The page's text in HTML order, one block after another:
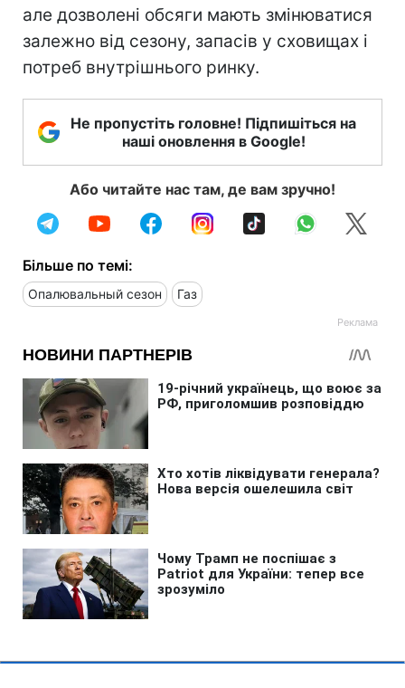
але дозволені обсяги мають змінюватися
залежно від сезону, запасів у сховищах і
потреб внутрішнього ринку.
Не пропустіть головне! Підпишіться на
наші оновлення в Google!
Або читайте нас там, де вам зручно!
Більше по темі:
Опалювальный сезон Газ